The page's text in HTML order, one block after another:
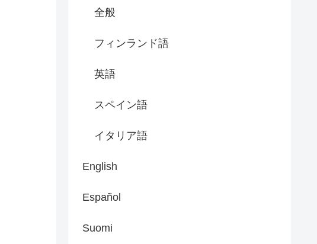
全般
フィンランド語
英語
スペイン語
イタリア語
English
Español
Suomi